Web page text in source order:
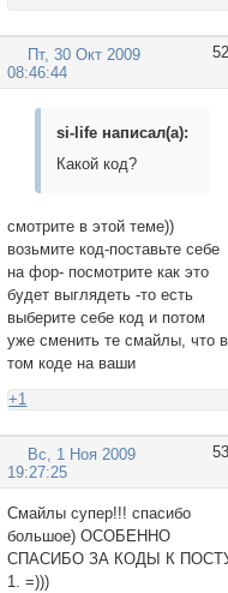
52
Пт, 30 Окт 2009
08:46:44
si-life написал(а):
Какой код?
смотрите в этой теме))
возьмите код-поставьте себе
на фор- посмотрите как это
будет выглядеть -то есть
выберите себе код и потом
уже сменить те смайлы, что в
том коде на ваши
+1
53
Вс, 1 Ноя 2009
19:27:25
Смайлы супер!!! спасибо
большое) ОСОБЕННО
СПАСИБО ЗА КОДЫ К
1. =)))